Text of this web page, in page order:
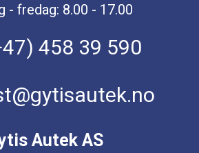
- fredag: 8.00 - 17.00
458 39 590
Autek AS